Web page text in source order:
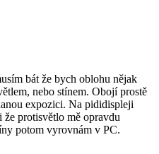
bát že bych oblohu nějak
nebo stínem. Obojí prostě
expozici. Na pididispleji
protisvětlo mě opravdu
potom vyrovnám v PC.